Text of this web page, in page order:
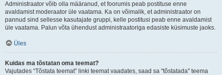
Administraator võib olla määranud, et foorumis peab postituse enne
avaldamist moderaator üle vaatama. Ka on võimalik, et administraator on
pannud sind sellesse kasutajate gruppi, kelle postitusi peab enne avaldamist
üle vaatama. Palun võta ühendust administraatoriga edasiste küsimuste jaoks.
Üles
Kuidas ma tõstatan oma teemat?
Vajutades “Tõstata teemat” linki teemat vaadates, saad sa "tõstatada" teema